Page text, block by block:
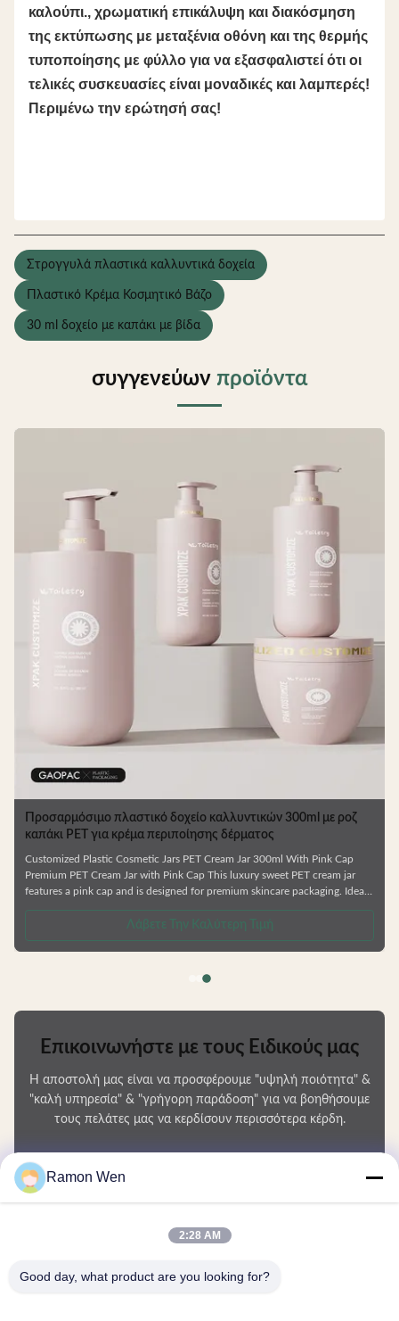
καλούπι., χρωματική επικάλυψη και διακόσμηση
της εκτύπωσης με μεταξένια οθόνη και της θερμής
τυποποίησης με φύλλο για να εξασφαλιστεί ότι οι
τελικές συσκευασίες είναι μοναδικές και λαμπερές!
Περιμένω την ερώτησή σας!
Στρογγυλά πλαστικά καλλυντικά δοχεία
Πλαστικό Κρέμα Κοσμητικό Βάζο
30 ml δοχείο με καπάκι με βίδα
συγγενεύων προϊόντα
Προσαρμόσιμο πλαστικό δοχείο καλλυντικών 300ml με ροζ
καπάκι PET για κρέμα περιποίησης δέρματος
Customized Plastic Cosmetic Jars PET Cream Jar 300ml With Pink Cap
Premium PET Cream Jar with Pink Cap This luxury sweet PET cream jar
features a pink cap and is designed for premium skincare packaging. Ideal
application and reverse pouring capability. Product Features Various bottle
types available Complete skincare series including shower gel and
shampoo bottles Factory direct pricing Customizable
Λάβετε Την Καλύτερη Τιμή
Επικοινωνήστε με τους Ειδικούς μας
Η αποστολή μας είναι να προσφέρουμε "υψηλή ποιότητα" &
"καλή υπηρεσία" & "γρήγορη παράδοση" για να βοηθήσουμε
τους πελάτες μας να κερδίσουν περισσότερα κέρδη.
Το Όνομά Σας
Ramon Wen
2:28 AM
Good day, what product are you looking for?